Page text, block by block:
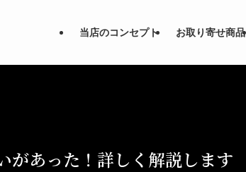
当店のコンセプト お取り寄せ商品
があった！詳しく解説します